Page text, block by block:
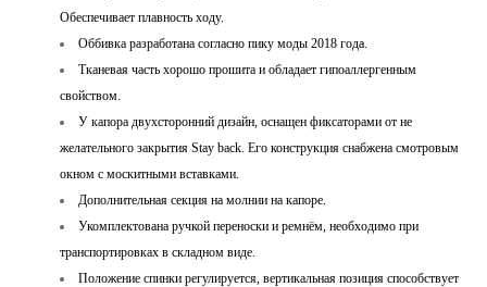
Обеспечивает плавность ходу.
Оббивка разработана согласно пику моды 2018 года.
Тканевая часть хорошо прошита и обладает гипоаллергенным
свойством.
У капора двухсторонний дизайн, оснащен фиксаторами от не
желательного закрытия Stay back. Его конструкция снабжена смотровым
окном с москитными вставками.
Дополнительная секция на молнии на капоре.
Укомплектована ручкой переноски и ремнём, необходимо при
транспортировках в складном виде.
Положение спинки регулируется, вертикальная позиция способствует